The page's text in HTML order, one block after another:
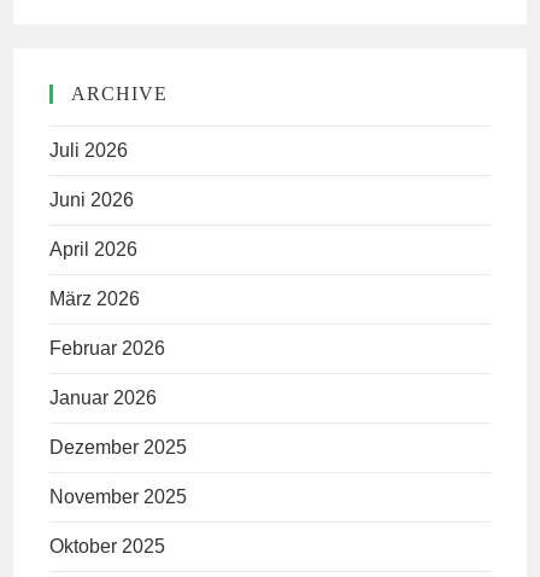
ARCHIVE
Juli 2026
Juni 2026
April 2026
März 2026
Februar 2026
Januar 2026
Dezember 2025
November 2025
Oktober 2025